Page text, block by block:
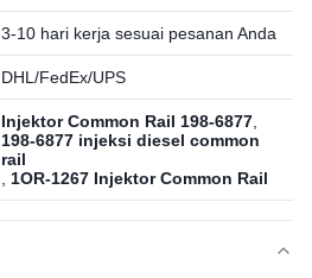
3-10 hari kerja sesuai pesanan Anda
DHL/FedEx/UPS
Injektor Common Rail 198-6877
198-6877 injeksi diesel common
rail
1OR-1267 Injektor Common Rail